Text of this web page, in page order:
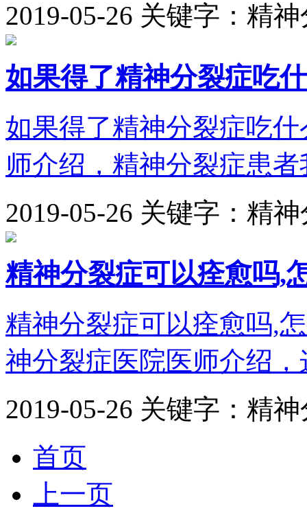
2019-05-26 关键字：精
如果得了精神分裂症吃
如果得了精神分裂症吃
师介绍，精神分裂症患
2019-05-26 关键字：精
精神分裂症可以痊愈吗,
精神分裂症可以痊愈吗,
神分裂症医院医师介绍
2019-05-26 关键字：精
首页
上一页